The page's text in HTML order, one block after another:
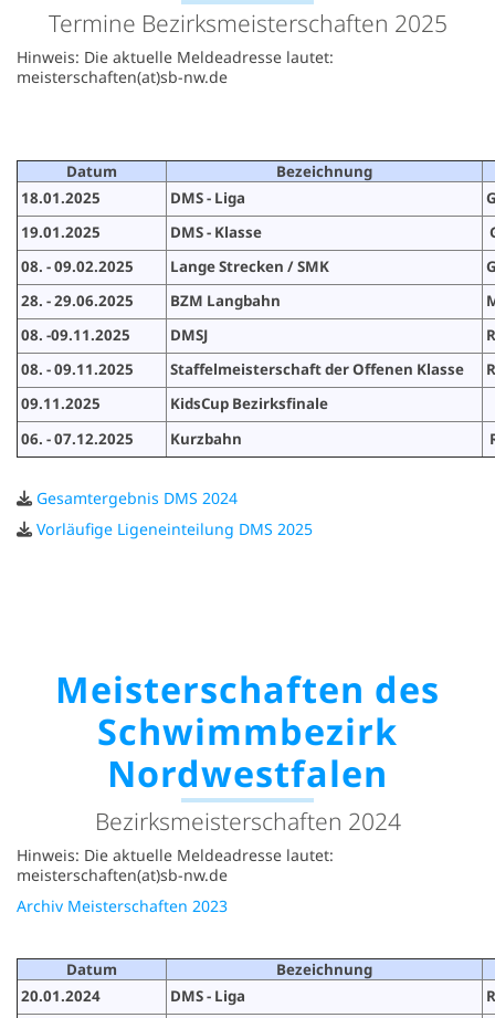
Termine Bezirksmeisterschaften 2025
Hinweis: Die aktuelle Meldeadresse lautet:
meisterschaften(at)sb-nw.de
Datum
Bezeichnung
18.01.2025
DMS - Liga
19.01.2025
DMS - Klasse
08. - 09.02.2025
Lange Strecken / SMK
28. - 29.06.2025
BZM Langbahn
08. -09.11.2025
DMSJ
08. - 09.11.2025
Staffelmeisterschaft der Offenen Klasse
09.11.2025
KidsCup Bezirksfinale
06. - 07.12.2025
Kurzbahn
Gesamtergebnis DMS 2024
Vorläufige Ligeneinteilung DMS 2025
Meisterschaften des
Schwimmbezirk
Nordwestfalen
Bezirksmeisterschaften 2024
Hinweis: Die aktuelle Meldeadresse lautet:
meisterschaften(at)sb-nw.de
Archiv Meisterschaften 2023
Datum
Bezeichnung
20.01.2024
DMS - Liga